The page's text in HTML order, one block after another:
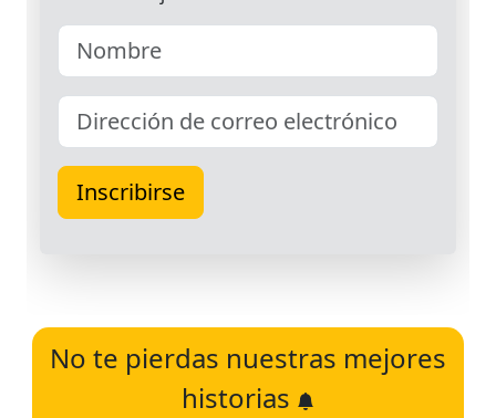
No te pierdas nuestras mejores
historias